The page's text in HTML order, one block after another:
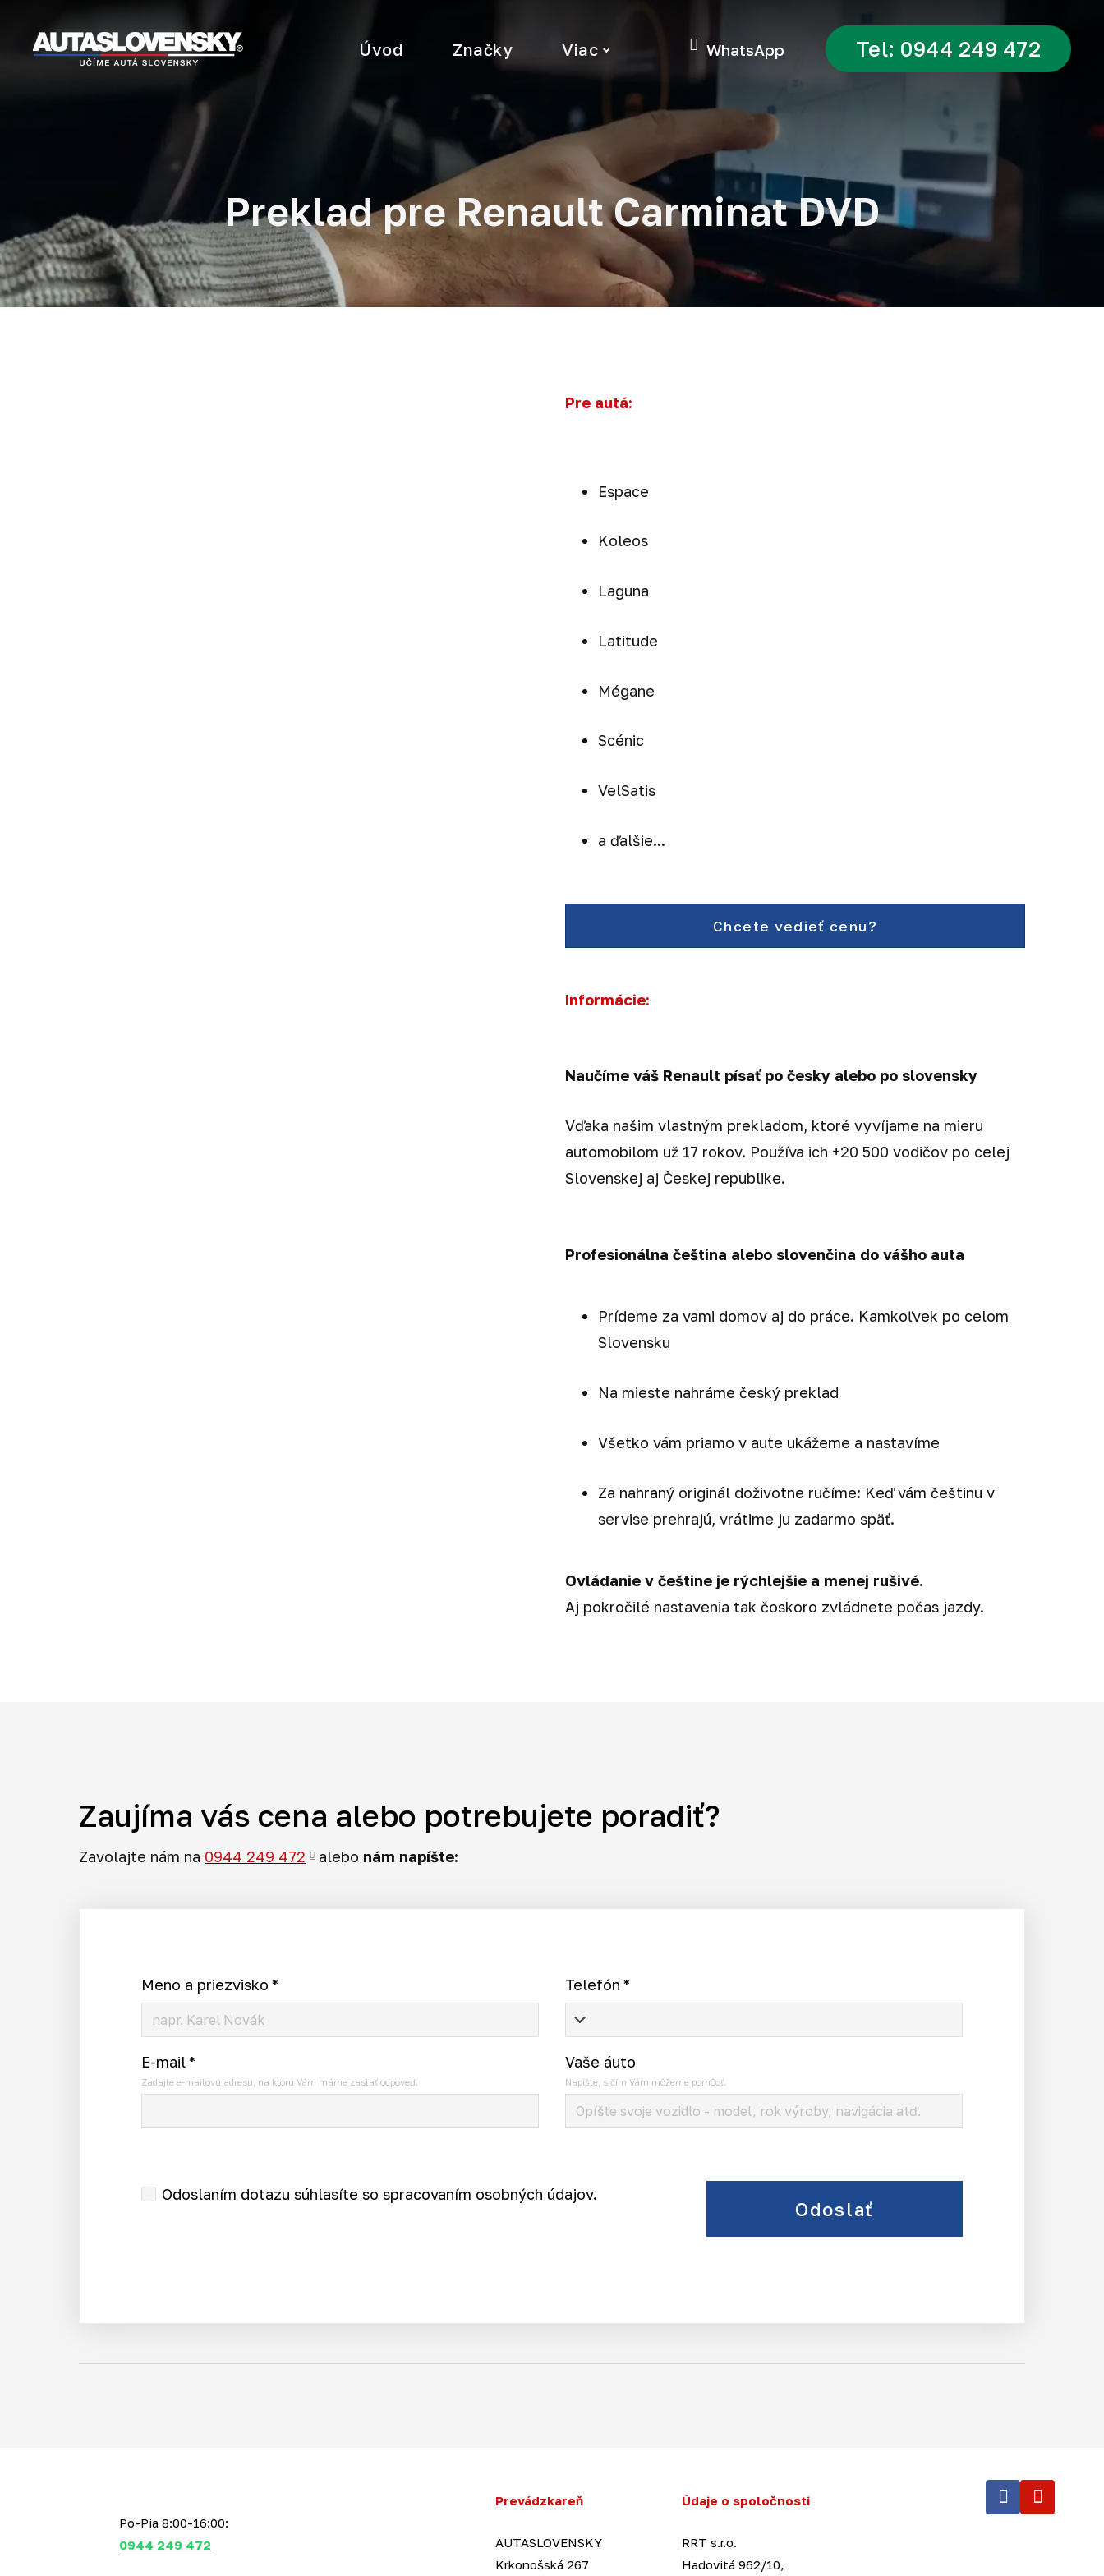
Úvod Značky Viac WhatsApp Tel: 0944 249 472
Preklad pre Renault Carminat DVD
Pre autá:
Espace
Koleos
Laguna
Latitude
Mégane
Scénic
VelSatis
a ďalšie...
Chcete vedieť cenu?
Informácie:
Naučíme váš Renault písať po česky alebo po slovensky
Vďaka našim vlastným prekladom, ktoré vyvíjame na mieru
automobilom už 17 rokov. Používa ich +20 500 vodičov po celej
Slovenskej aj Českej republike.
Profesionálna čeština alebo slovenčina do vášho auta
Prídeme za vami domov aj do práce. Kamkoľvek po celom
Slovensku
Na mieste nahráme český preklad
Všetko vám priamo v aute ukážeme a nastavíme
Za nahraný originál doživotne ručíme: Keď vám češtinu v
servise prehrajú, vrátime ju zadarmo späť.
Ovládanie v češtine je rýchlejšie a menej rušivé.
Aj pokročilé nastavenia tak čoskoro zvládnete počas jazdy.
Zaujíma vás cena alebo potrebujete poradiť?
Zavolajte nám na 0944 249 472 alebo nám napíšte:
Meno a priezvisko * Telefón *
E-mail*
Zadajte e-mailovú adresu, na ktorú Vám máme zaslať odpoveď.
Vaše áuto
Napíšte, s čím Vám môžeme pomôcť.
Odoslaním dotazu súhlasíte so spracovaním osobných údajov.
Odoslať
Po-Pia 8:00-16:00:
0944 249 472
Prevádzkareň
AUTASLOVENSKY
Krkonošská 267
Údaje o spoločnosti
RRT s.r.o.
Hadovitá 962/10,